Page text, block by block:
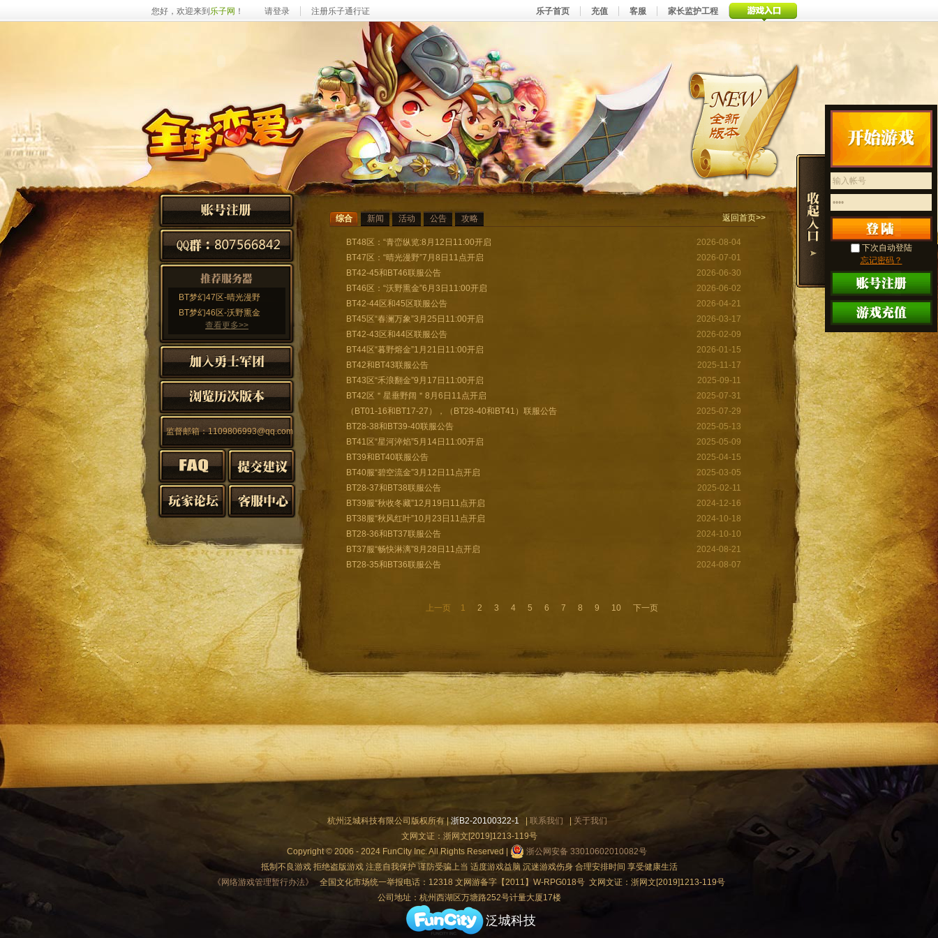
您好，欢迎来到 乐子网 ！ 请登录 注册乐子通行证 乐子首页 充值 客服 家长监护工程
BT梦幻47区-晴光漫野
BT梦幻46区-沃野熏金
查看更多>>
监督邮箱：1109806993@qq.com
返回首页>>
综合 新闻 活动 公告 攻略
2026-08-04
BT48区：“青峦纵览:8月12日11:00开启
2026-07-01
BT47区：“晴光漫野”7月8日11点开启
2026-06-30
BT42-45和BT46联服公告
2026-06-02
BT46区：“沃野熏金”6月3日11:00开启
2026-04-21
BT42-44区和45区联服公告
2026-03-17
BT45区“春澜万象”3月25日11:00开启
2026-02-09
BT42-43区和44区联服公告
2026-01-15
BT44区“暮野熔金”1月21日11:00开启
2025-11-17
BT42和BT43联服公告
2025-09-11
BT43区“禾浪翻金”9月17日11:00开启
2025-07-31
BT42区＂星垂野阔＂8月6日11点开启
2025-07-29
（BT01-16和BT17-27），（BT28-40和BT41）联服公告
2025-05-13
BT28-38和BT39-40联服公告
2025-05-09
BT41区“星河淬焰”5月14日11:00开启
2025-04-15
BT39和BT40联服公告
2025-03-05
BT40服“碧空流金”3月12日11点开启
2025-02-11
BT28-37和BT38联服公告
2024-12-16
BT39服“秋收冬藏”12月19日11点开启
2024-10-18
BT38服“秋风红叶”10月23日11点开启
2024-10-10
BT28-36和BT37联服公告
2024-08-21
BT37服“畅快淋漓”8月28日11点开启
2024-08-07
BT28-35和BT36联服公告
上一页 1 2 3 4 5 6 7 8 9 10 下一页
杭州泛城科技有限公司版权所有 |浙B2-20100322-1 联系我们
关于我们
文网文证：浙网文[2019]1213-119号
Copyright © 2006 - 2024 FunCity Inc. All Rights Reserved |
浙公网安备 33010602010082号
抵制不良游戏 拒绝盗版游戏 注意自我保护 谨防受骗上当 适度游戏益脑 沉迷游戏伤身 合理安排时间 享受健康生活
《网络游戏管理暂行办法》
全国文化市场统一举报电话：12318 文网游备字【2011】W-RPG018号 文网文证：浙网文[2019]1213-119号
公司地址：杭州西湖区万塘路252号计量大厦17楼
泛城科技